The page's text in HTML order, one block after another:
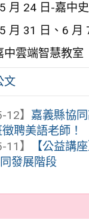
月 24 日-嘉中
月 31 日、6 月
中雲端智慧教室
文
12】 嘉義縣協
聘美語老師！
11】
【公益講
發展階段